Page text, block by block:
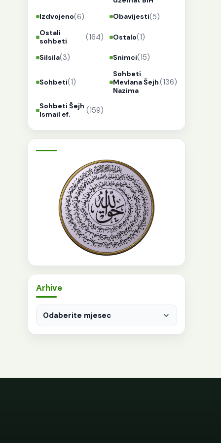
Izdvojeno(6) Obavijesti(5)
Ostali
sohbeti
(164) Ostalo(1)
Silsila(3) Snimci(15)
Sohbeti(1)
Sohbeti
Mevlana Šejh
Nazima
(136)
Sohbeti Šejh
Ismail ef.
(159)
Arhive
Arhive